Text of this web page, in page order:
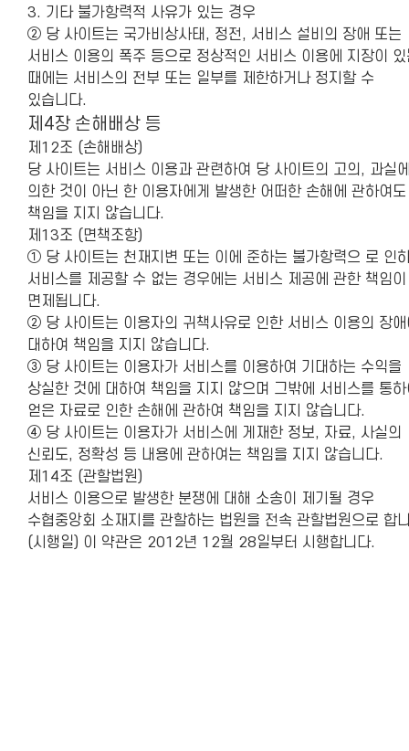
3. 기타 불가항력적 사유가 있는 경우
② 당 사이트는 국가비상사태, 정전, 서비스 설비의 장애 또는
서비스 이용의 폭주 등으로 정상적인 서비스 이용에 지장이 있
때에는 서비스의 전부 또는 일부를 제한하거나 정지할 수
있습니다.
제4장 손해배상 등
제12조 (손해배상)
당 사이트는 서비스 이용과 관련하여 당 사이트의 고의, 과실
의한 것이 아닌 한 이용자에게 발생한 어떠한 손해에 관하여도
책임을 지지 않습니다.
제13조 (면책조항)
① 당 사이트는 천재지변 또는 이에 준하는 불가항력으 로 인
서비스를 제공할 수 없는 경우에는 서비스 제공에 관한 책임이
면제됩니다.
② 당 사이트는 이용자의 귀책사유로 인한 서비스 이용의 장애
대하여 책임을 지지 않습니다.
③ 당 사이트는 이용자가 서비스를 이용하여 기대하는 수익을
상실한 것에 대하여 책임을 지지 않으며 그밖에 서비스를 통하
얻은 자료로 인한 손해에 관하여 책임을 지지 않습니다.
④ 당 사이트는 이용자가 서비스에 게재한 정보, 자료, 사실의
신뢰도, 정확성 등 내용에 관하여는 책임을 지지 않습니다.
제14조 (관할법원)
서비스 이용으로 발생한 분쟁에 대해 소송이 제기될 경우
수협중앙회 소재지를 관할하는 법원을 전속 관할법원으로 합
(시행일) 이 약관은 2012년 12월 28일부터 시행합니다.